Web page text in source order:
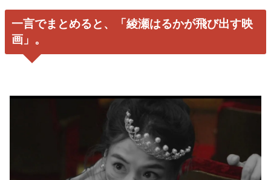
一言でまとめると、「綾瀬はるかが飛び出す映
画」。